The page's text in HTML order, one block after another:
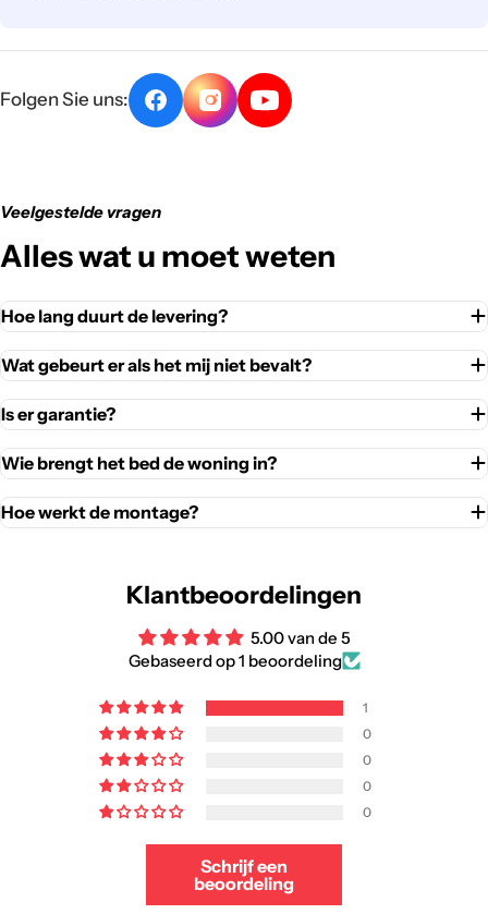
Folgen Sie uns:
Veelgestelde vragen
Alles wat u moet weten
Hoe lang duurt de levering?
Wat gebeurt er als het mij niet bevalt?
Is er garantie?
Wie brengt het bed de woning in?
Hoe werkt de montage?
Klantbeoordelingen
5.00 van de 5
Gebaseerd op 1 beoordeling
1
0
0
0
0
Schrijf een
beoordeling